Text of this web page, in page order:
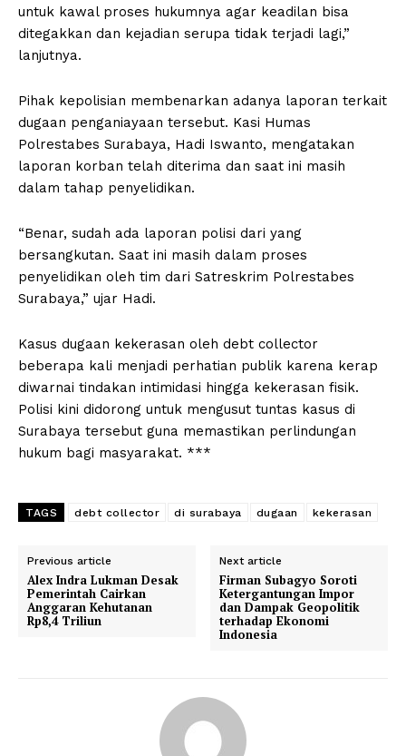
untuk kawal proses hukumnya agar keadilan bisa
ditegakkan dan kejadian serupa tidak terjadi lagi,”
lanjutnya.
Pihak kepolisian membenarkan adanya laporan terkait
dugaan penganiayaan tersebut. Kasi Humas
Polrestabes Surabaya, Hadi Iswanto, mengatakan
laporan korban telah diterima dan saat ini masih
dalam tahap penyelidikan.
“Benar, sudah ada laporan polisi dari yang
bersangkutan. Saat ini masih dalam proses
penyelidikan oleh tim dari Satreskrim Polrestabes
Surabaya,” ujar Hadi.
Kasus dugaan kekerasan oleh debt collector
beberapa kali menjadi perhatian publik karena kerap
diwarnai tindakan intimidasi hingga kekerasan fisik.
Polisi kini didorong untuk mengusut tuntas kasus di
Surabaya tersebut guna memastikan perlindungan
hukum bagi masyarakat. ***
TAGS debt collector di surabaya dugaan kekerasan
Previous article
Alex Indra Lukman Desak
Pemerintah Cairkan
Anggaran Kehutanan
Rp8,4 Triliun
Next article
Firman Subagyo Soroti
Ketergantungan Impor
dan Dampak Geopolitik
terhadap Ekonomi
Indonesia